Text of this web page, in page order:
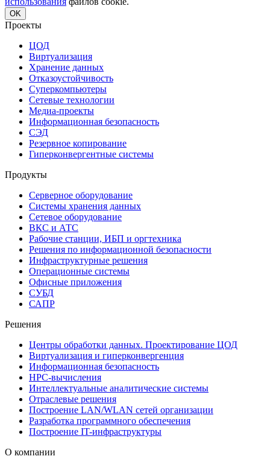
OK
Проекты
ЦОД
Виртуализация
Хранение данных
Отказоустойчивость
Суперкомпьютеры
Сетевые технологии
Медиа-проекты
Информационная безопасность
СЭД
Резервное копирование
Гиперконвергентные системы
Продукты
Серверное оборудование
Системы хранения данных
Сетевое оборудование
ВКС и АТС
Рабочие станции, ИБП и оргтехника
Решения по информационной безопасности
Инфраструктурные решения
Операционные системы
Офисные приложения
СУБД
САПР
Решения
Центры обработки данных. Проектирование ЦОД
Виртуализация и гиперконвергенция
Информационная безопасность
HPC-вычисления
Интеллектуальные аналитические системы
Отраслевые решения
Построение LAN/WLAN сетей организации
Разработка программного обеспечения
Построение IT-инфраструктуры
О компании